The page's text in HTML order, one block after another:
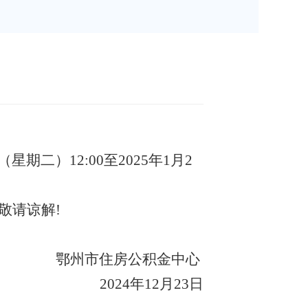
星期二）12:00至2025年1月 2
请谅解!
鄂州市住房公积金中心
2024年12月 23 日